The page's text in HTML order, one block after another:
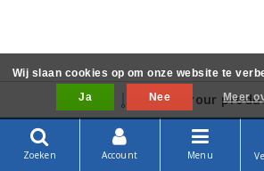
Filter your
Zoeken Account Menu
Wij slaan cookies op om onze website te
Ja
Nee Meer